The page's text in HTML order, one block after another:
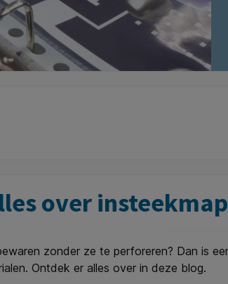
over
zonder ze te perforeren? Dan is
Ontdek er alles over in deze blog.